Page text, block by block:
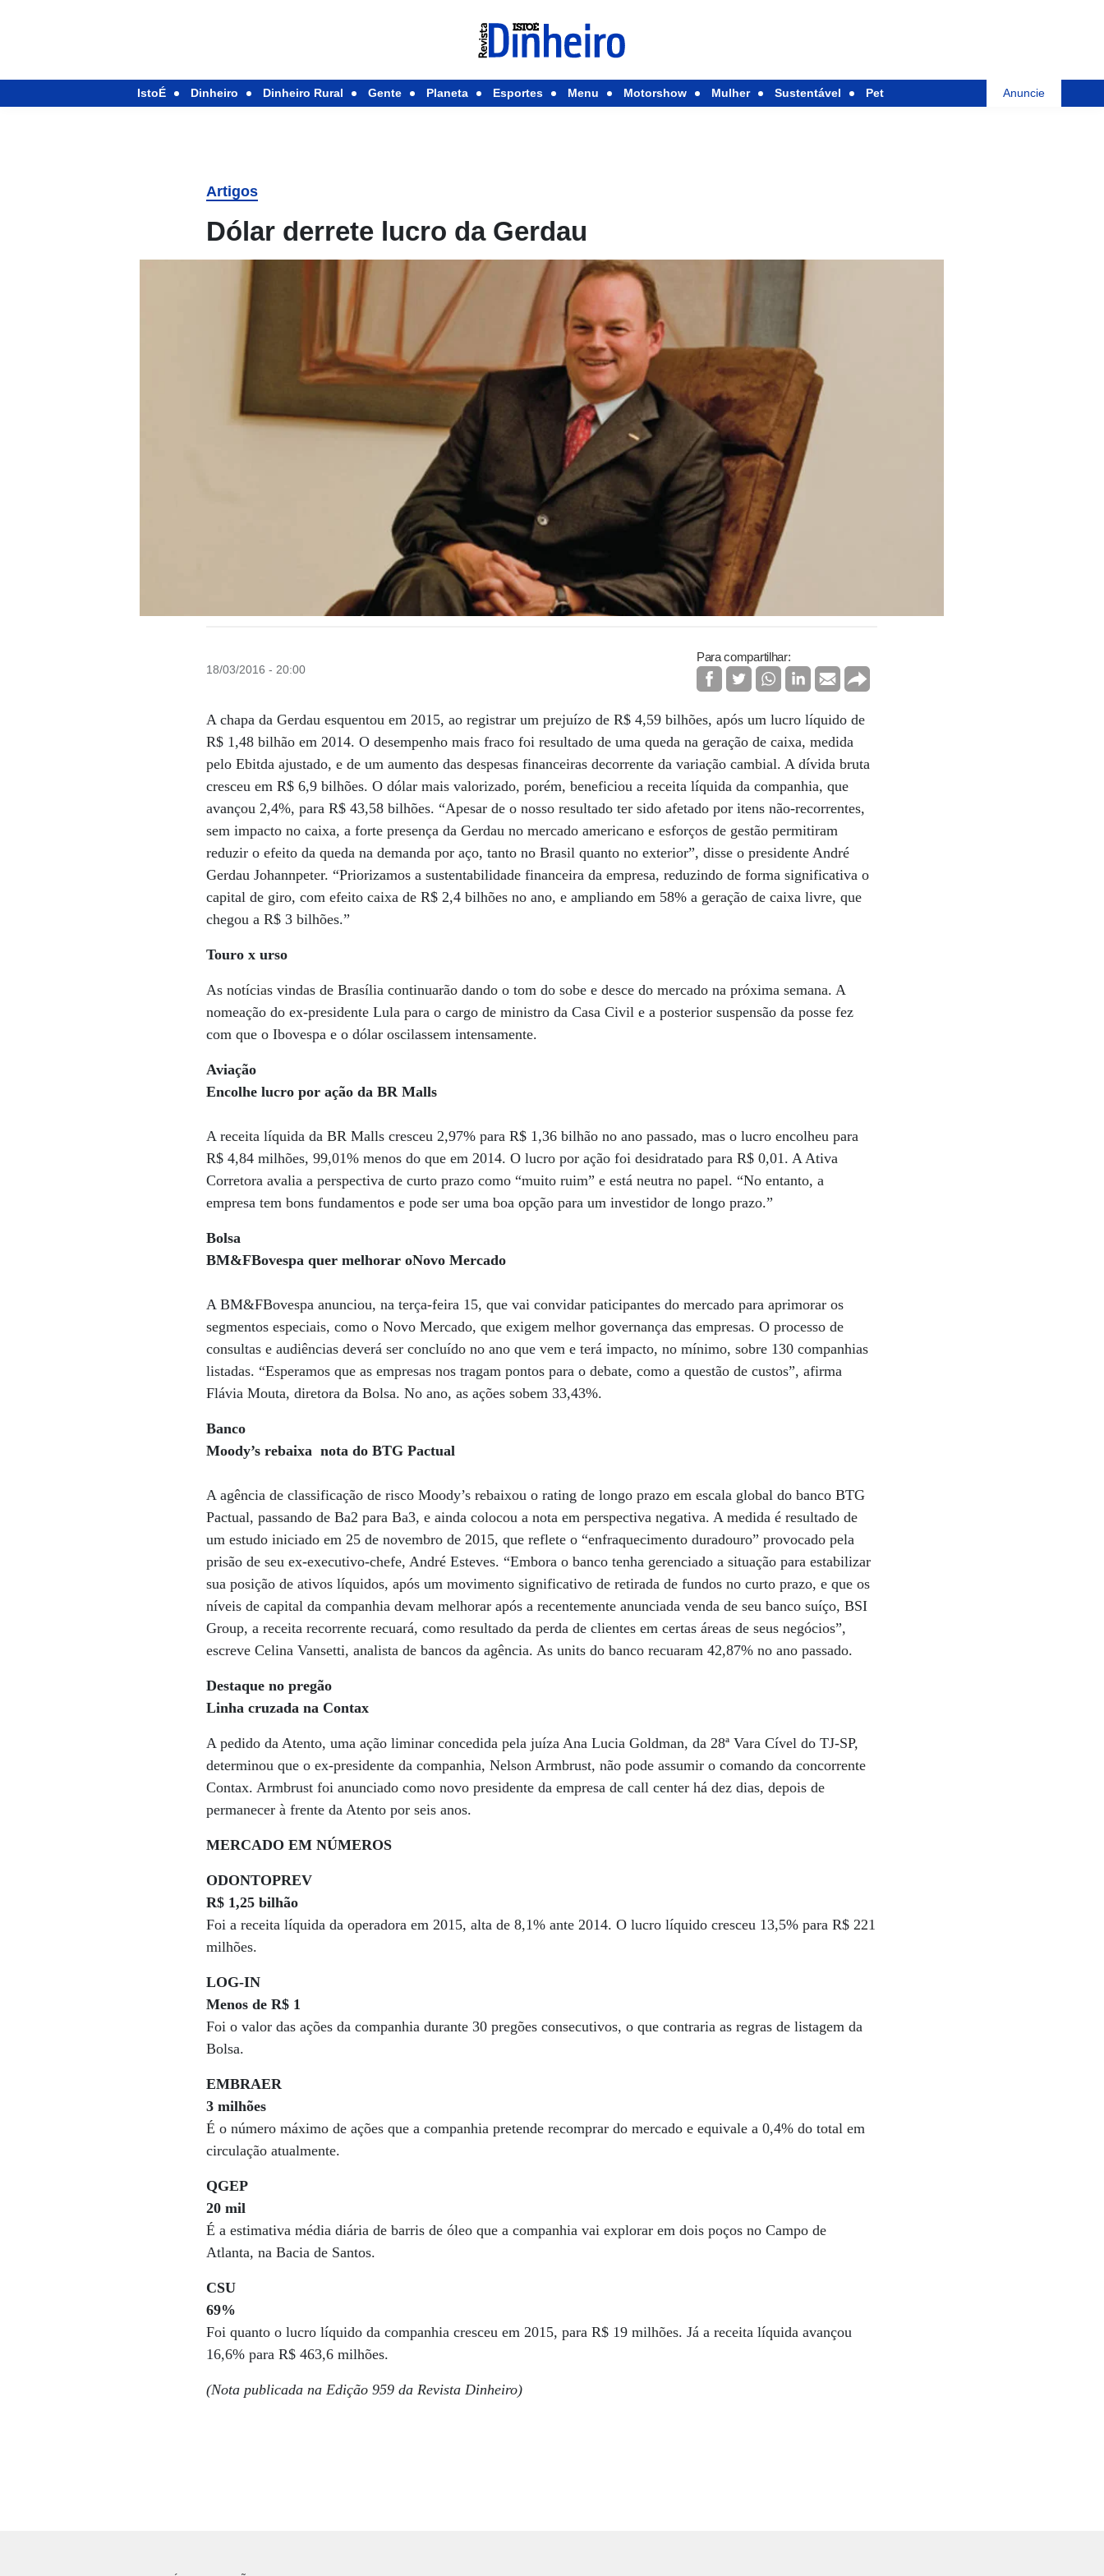
IstoÉ Dinheiro Dinheiro Rural Gente Planeta Esportes Menu Motorshow Mulher Sustentável Pet Anuncie
Artigos
Dólar derrete lucro da Gerdau
18/03/2016 - 20:00
Para compartilhar:
A chapa da Gerdau esquentou em 2015, ao registrar um prejuízo de R$ 4,59 bilhões, após um lucro líquido de
R$ 1,48 bilhão em 2014. O desempenho mais fraco foi resultado de uma queda na geração de caixa, medida
pelo Ebitda ajustado, e de um aumento das despesas financeiras decorrente da variação cambial. A dívida bruta
cresceu em R$ 6,9 bilhões. O dólar mais valorizado, porém, beneficiou a receita líquida da companhia, que
avançou 2,4%, para R$ 43,58 bilhões. “Apesar de o nosso resultado ter sido afetado por itens não-recorrentes,
sem impacto no caixa, a forte presença da Gerdau no mercado americano e esforços de gestão permitiram
reduzir o efeito da queda na demanda por aço, tanto no Brasil quanto no exterior”, disse o presidente André
Gerdau Johannpeter. “Priorizamos a sustentabilidade financeira da empresa, reduzindo de forma significativa o
capital de giro, com efeito caixa de R$ 2,4 bilhões no ano, e ampliando em 58% a geração de caixa livre, que
chegou a R$ 3 bilhões.”
Touro x urso
As notícias vindas de Brasília continuarão dando o tom do sobe e desce do mercado na próxima semana. A
nomeação do ex-presidente Lula para o cargo de ministro da Casa Civil e a posterior suspensão da posse fez
com que o Ibovespa e o dólar oscilassem intensamente.
Aviação
Encolhe lucro por ação da BR Malls
A receita líquida da BR Malls cresceu 2,97% para R$ 1,36 bilhão no ano passado, mas o lucro encolheu para
R$ 4,84 milhões, 99,01% menos do que em 2014. O lucro por ação foi desidratado para R$ 0,01. A Ativa
Corretora avalia a perspectiva de curto prazo como “muito ruim” e está neutra no papel. “No entanto, a
empresa tem bons fundamentos e pode ser uma boa opção para um investidor de longo prazo.”
Bolsa
BM&FBovespa quer melhorar oNovo Mercado
A BM&FBovespa anunciou, na terça-feira 15, que vai convidar paticipantes do mercado para aprimorar os
segmentos especiais, como o Novo Mercado, que exigem melhor governança das empresas. O processo de
consultas e audiências deverá ser concluído no ano que vem e terá impacto, no mínimo, sobre 130 companhias
listadas. “Esperamos que as empresas nos tragam pontos para o debate, como a questão de custos”, afirma
Flávia Mouta, diretora da Bolsa. No ano, as ações sobem 33,43%.
Banco
Moody’s rebaixa nota do BTG Pactual
A agência de classificação de risco Moody’s rebaixou o rating de longo prazo em escala global do banco BTG
Pactual, passando de Ba2 para Ba3, e ainda colocou a nota em perspectiva negativa. A medida é resultado de
um estudo iniciado em 25 de novembro de 2015, que reflete o “enfraquecimento duradouro” provocado pela
prisão de seu ex-executivo-chefe, André Esteves. “Embora o banco tenha gerenciado a situação para estabilizar
sua posição de ativos líquidos, após um movimento significativo de retirada de fundos no curto prazo, e que os
níveis de capital da companhia devam melhorar após a recentemente anunciada venda de seu banco suíço, BSI
Group, a receita recorrente recuará, como resultado da perda de clientes em certas áreas de seus negócios”,
escreve Celina Vansetti, analista de bancos da agência. As units do banco recuaram 42,87% no ano passado.
Destaque no pregão
Linha cruzada na Contax
A pedido da Atento, uma ação liminar concedida pela juíza Ana Lucia Goldman, da 28ª Vara Cível do TJ-SP,
determinou que o ex-presidente da companhia, Nelson Armbrust, não pode assumir o comando da concorrente
Contax. Armbrust foi anunciado como novo presidente da empresa de call center há dez dias, depois de
permanecer à frente da Atento por seis anos.
MER­CA­DO EM NÚMEROS
ODONTOPREV
R$ 1,25 bilhão
Foi a receita líquida da operadora em 2015, alta de 8,1% ante 2014. O lucro líquido cresceu 13,5% para R$ 221
milhões.
LOG-IN
Menos de R$ 1
Foi o valor das ações da companhia durante 30 pregões consecutivos, o que contraria as regras de listagem da
Bolsa.
EMBRAER
3 milhões
É o número máximo de ações que a companhia pretende recomprar do mercado e equivale a 0,4% do total em
circulação atualmente.
QGEP
20 mil
É a estimativa média diária de barris de óleo que a companhia vai explorar em dois poços no Campo de
Atlanta, na Bacia de Santos.
CSU
69%
Foi quanto o lucro líquido da companhia cresceu em 2015, para R$ 19 milhões. Já a receita líquida avançou
16,6% para R$ 463,6 milhões.
(Nota publicada na Edição 959 da Revista Dinheiro)